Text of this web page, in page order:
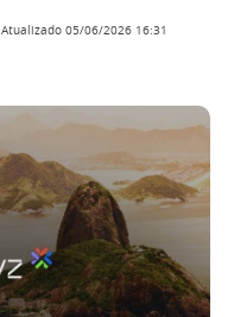
Atualizado 05/06/2026 16:31